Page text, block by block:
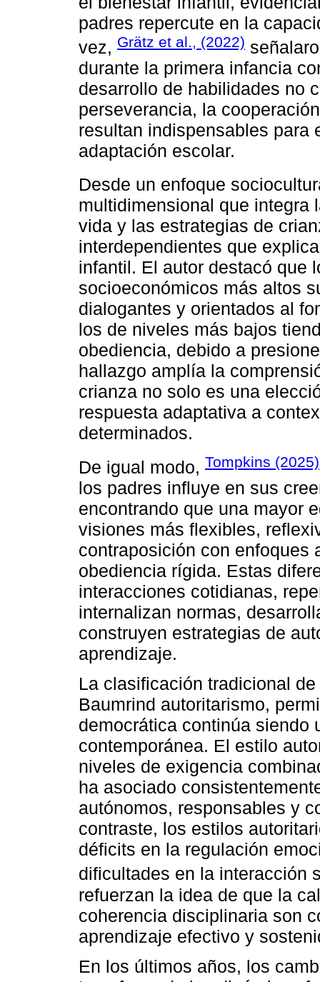
padres repercute en la
vez, Grätz et al., (2022)
durante la primera infancia
desarrollo de habilidades no
perseverancia, la
resultan indispensables para
adaptación escolar.
Desde un enfoque
multidimensional que integra
vida y las estrategias de
interdependientes que
infantil. El autor destacó que
socioeconómicos más altos
dialogantes y orientados al
los de niveles más bajos
obediencia, debido a
hallazgo amplía la
crianza no solo es una
respuesta adaptativa a
determinados.
De igual modo, Tompkins (2025)
los padres influye en sus
encontrando que una mayor
visiones más flexibles,
contraposición con enfoques
obediencia rígida. Estas
interacciones cotidianas,
internalizan normas,
construyen estrategias de
aprendizaje.
La clasificación tradicional
Baumrind autoritarismo,
democrática continúa siendo
contemporánea. El estilo
niveles de exigencia
ha asociado
autónomos, responsables y
contraste, los estilos
déficits en la regulación
dificultades en la interacción
refuerzan la idea de que la
coherencia disciplinaria son
aprendizaje efectivo y
En los últimos años, los